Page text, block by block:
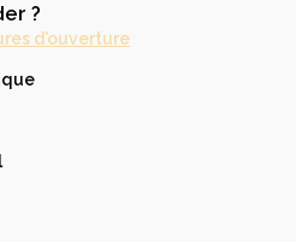
?
d'ouverture